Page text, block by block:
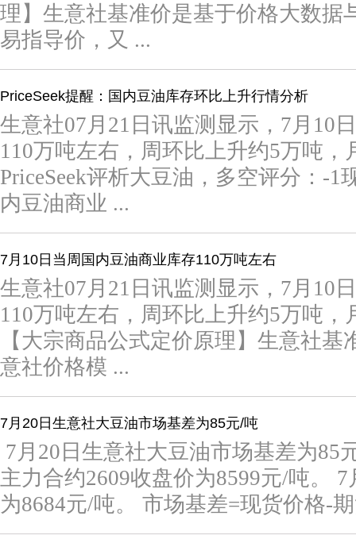
理】生意社基准价是基于价格大数据
易指导价，又 ...
PriceSeek提醒：国内豆油库存环比上升行情分析
生意社07月21日讯监测显示，7月10
110万吨左右，周环比上升约5万吨，
PriceSeek评析大豆油，多空评分：-1
内豆油商业 ...
7月10日当周国内豆油商业库存110万吨左右
生意社07月21日讯监测显示，7月10
110万吨左右，周环比上升约5万吨，
【大宗商品公式定价原理】生意社
意社价格模 ...
7月20日生意社大豆油市场基差为85元/吨
7月20日生意社大豆油市场基差为85
主力合约2609收盘价为8599元/吨。
为8684元/吨。 市场基差=现货价格-